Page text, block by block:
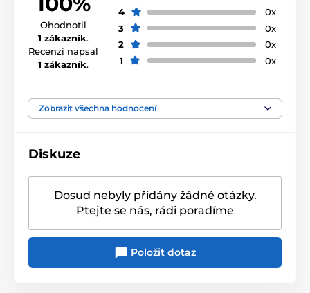
Ohodnotil
1 zákazník.
Recenzi napsal
1 zákazník.
4
0x
3
0x
2
0x
1
0x
Zobrazit všechna hodnocení
Diskuze
Dosud nebyly přidány žádné otázky.
Ptejte se nás, rádi poradíme
Položit dotaz